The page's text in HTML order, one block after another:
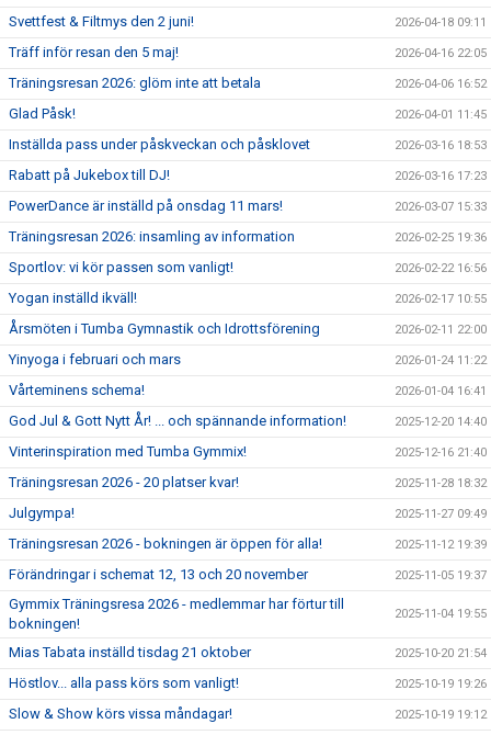
Svettfest & Filtmys den 2 juni! 2026-04-18 09:11
Träff inför resan den 5 maj! 2026-04-16 22:05
Träningsresan 2026: glöm inte att betala 2026-04-06 16:52
Glad Påsk! 2026-04-01 11:45
Inställda pass under påskveckan och påsklovet 2026-03-16 18:53
Rabatt på Jukebox till DJ! 2026-03-16 17:23
PowerDance är inställd på onsdag 11 mars! 2026-03-07 15:33
Träningsresan 2026: insamling av information 2026-02-25 19:36
Sportlov: vi kör passen som vanligt! 2026-02-22 16:56
Yogan inställd ikväll! 2026-02-17 10:55
Årsmöten i Tumba Gymnastik och Idrottsförening 2026-02-11 22:00
Yinyoga i februari och mars 2026-01-24 11:22
Vårteminens schema! 2026-01-04 16:41
God Jul & Gott Nytt År! ... och spännande information! 2025-12-20 14:40
Vinterinspiration med Tumba Gymmix! 2025-12-16 21:40
Träningsresan 2026 - 20 platser kvar! 2025-11-28 18:32
Julgympa! 2025-11-27 09:49
Träningsresan 2026 - bokningen är öppen för alla! 2025-11-12 19:39
Förändringar i schemat 12, 13 och 20 november 2025-11-05 19:37
Gymmix Träningsresa 2026 - medlemmar har förtur till
bokningen!
2025-11-04 19:55
Mias Tabata inställd tisdag 21 oktober 2025-10-20 21:54
Höstlov... alla pass körs som vanligt! 2025-10-19 19:26
Slow & Show körs vissa måndagar! 2025-10-19 19:12